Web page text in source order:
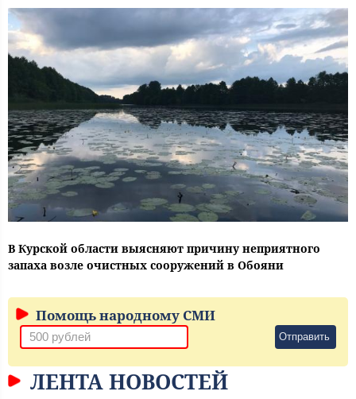
В Курской области выясняют причину неприятного
запаха возле очистных сооружений в Обояни
Помощь народному СМИ
Отправить
ЛЕНТА НОВОСТЕЙ